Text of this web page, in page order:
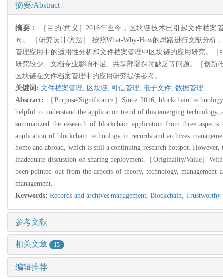
摘要/Abstract
摘要：
［目的/意义］2016年至今，区块链技术已引起文件档
向。 ［研究设计/方法］ 按照What-Why-How的思路进行文献分
管理应用中的适用性分析和文件档案管理中区块链的应用研究。
研究较少、文档专业影响不足、共享部署探讨缺乏等问题。［创
区块链在文件档案管理中的应用研究提供参考。
关键词: 文件档案管理, 区块链, 可信管理, 电子文件, 数据管理
Abstract:
［Purpose/Significance］Since 2016, blockchain
helpful to understand the application trend of this emerging
summarized the research of blockchain application from three
application of blockchain technology in records and archives
home and abroad, which is still a continuing research hotspot.
inadequate discussion on sharing deployment.［Originality/Value］
been pointed out from the aspects of theory, technology,
management.
Keywords: Records and archives management, Blockchain, Trustworthy
参考文献
相关文章 15
编辑推荐